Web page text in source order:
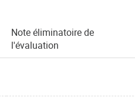
Note éliminatoire de
l'évaluation